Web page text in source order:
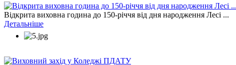
Відкрита виховна година до 150-річчя від дня народження Лесі ...
Детальніше